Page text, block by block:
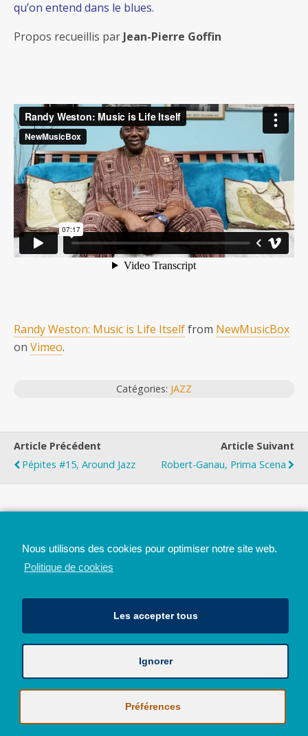
qu’on entend dans le blues.
Propos recueillis par Jean-Pierre Goffin
Randy Weston: Music is Life Itselffrom NewMusicBox
on Vimeo.
Catégories: JAZZ
Article Précédent
Pépites #15, Around Jazz
Article Suivant
Robert-Ganau, Prima Scena
Avec le soutien de la Province de Liège
© 2026 - Tous droits réservés - JazzMania
Politique en matière de confidentialité et de vie privée
Nous utilisons des cookies pour optimiser notre site web.
Politique de cookies
Les accepter tous
Ignorer
Préférences